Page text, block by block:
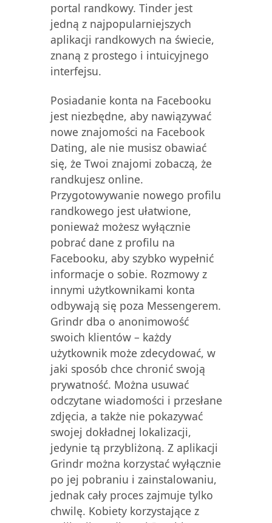
portal randkowy. Tinder jest
jedną z najpopularniejszych
aplikacji randkowych na świecie,
znaną z prostego i intuicyjnego
interfejsu.
Posiadanie konta na Facebooku
jest niezbędne, aby nawiązywać
nowe znajomości na Facebook
Dating, ale nie musisz obawiać
się, że Twoi znajomi zobaczą, że
randkujesz online.
Przygotowywanie nowego profilu
randkowego jest ułatwione,
ponieważ możesz wyłącznie
pobrać dane z profilu na
Facebooku, aby szybko wypełnić
informacje o sobie. Rozmowy z
innymi użytkownikami konta
odbywają się poza Messengerem.
Grindr dba o anonimowość
swoich klientów – każdy
użytkownik może zdecydować, w
jaki sposób chce chronić swoją
prywatność. Można usuwać
odczytane wiadomości i przesłane
zdjęcia, a także nie pokazywać
swojej dokładnej lokalizacji,
jedynie tą przybliżoną. Z aplikacji
Grindr można korzystać wyłącznie
po jej pobraniu i zainstalowaniu,
jednak cały proces zajmuje tylko
chwilę. Kobiety korzystające z